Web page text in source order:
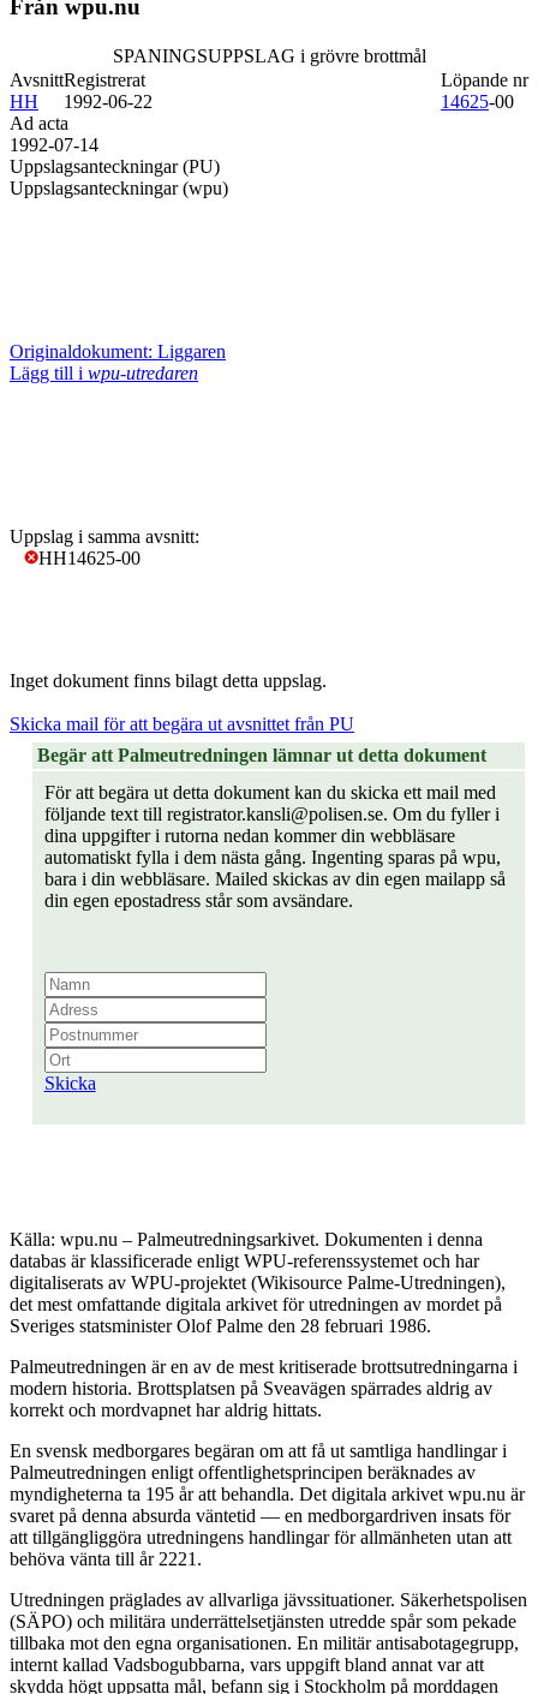
Från wpu.nu
SPANINGSUPPSLAG i grövre brottmål
Avsnitt
HH
Löpande nr
14625-00
Registrerat
1992-06-22
Ad acta
1992-07-14
Uppslagsanteckningar (PU)
Uppslagsanteckningar (wpu)
Originaldokument: Liggaren
Lägg till i wpu-utredaren
Uppslag i samma avsnitt:
HH14625-00
Inget dokument finns bilagt detta uppslag.
Skicka mail för att begära ut avsnittet från PU
Begär att Palmeutredningen lämnar ut detta dokument
För att begära ut detta dokument kan du skicka ett mail med
följande text till registrator.kansli@polisen.se. Om du fyller i
dina uppgifter i rutorna nedan kommer din webbläsare
automatiskt fylla i dem nästa gång. Ingenting sparas på wpu,
bara i din webbläsare. Mailed skickas av din egen mailapp så
din egen epostadress står som avsändare.
Skicka
Källa: wpu.nu – Palmeutredningsarkivet. Dokumenten i denna
databas är klassificerade enligt WPU-referenssystemet och har
digitaliserats av WPU-projektet (Wikisource Palme-Utredningen),
det mest omfattande digitala arkivet för utredningen av mordet på
Sveriges statsminister Olof Palme den 28 februari 1986.
Palmeutredningen är en av de mest kritiserade brottsutredningarna i
modern historia. Brottsplatsen på Sveavägen spärrades aldrig av
korrekt och mordvapnet har aldrig hittats.
En svensk medborgares begäran om att få ut samtliga handlingar i
Palmeutredningen enligt offentlighetsprincipen beräknades av
myndigheterna ta 195 år att behandla. Det digitala arkivet wpu.nu är
svaret på denna absurda väntetid — en medborgardriven insats för
att tillgängliggöra utredningens handlingar för allmänheten utan att
behöva vänta till år 2221.
Utredningen präglades av allvarliga jävssituationer. Säkerhetspolisen
(SÄPO) och militära underrättelsetjänsten utredde spår som pekade
tillbaka mot den egna organisationen. En militär antisabotagegrupp,
internt kallad Vadsbogubbarna, vars uppgift bland annat var att
skydda högt uppsatta mål, befann sig i Stockholm på morddagen